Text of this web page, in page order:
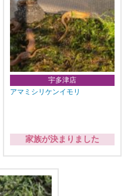
宇多津店
アマミシリケンイモリ
家族が決まりました